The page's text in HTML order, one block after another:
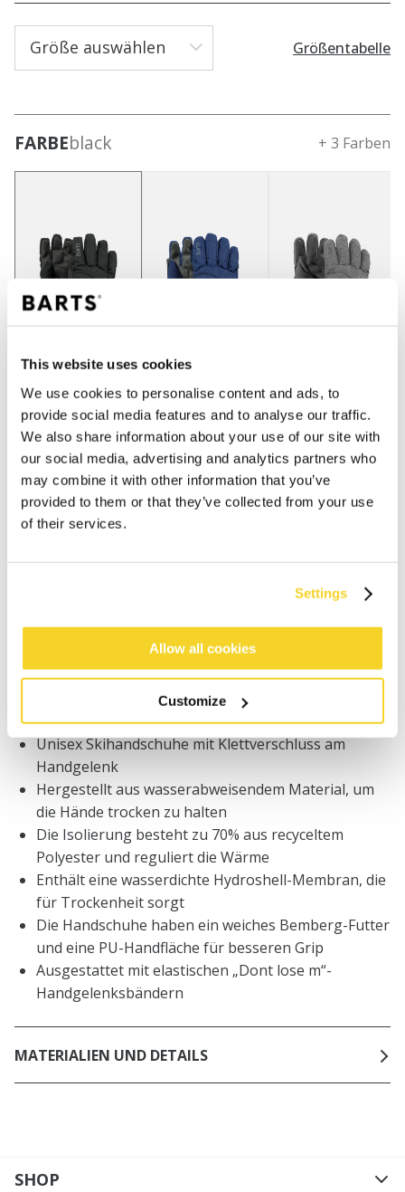
This website uses cookies
We use cookies to personalise content and ads, to
provide social media features and to analyse our traffic.
We also share information about your use of our site with
our social media, advertising and analytics partners who
may combine it with other information that you’ve
provided to them or that they’ve collected from your use
of their services.
Settings
Allow all cookies
Customize
Größe auswählen Größentabelle
FARBEblack + 3 Farben
IN DEN WARENKORB
Bestellungen, die vor 12 Uhr MEZ (Montag bis
Tag versandt
Kostenlose Lieferung für Bestellungen über 50€
Unisex Skihandschuhe mit Klettverschluss am
Handgelenk
Hergestellt aus wasserabweisendem Material, um
die Hände trocken zu halten
Die Isolierung besteht zu 70% aus recyceltem
Polyester und reguliert die Wärme
Enthält eine wasserdichte Hydroshell-Membran, die
für Trockenheit sorgt
Die Handschuhe haben ein weiches Bemberg-Futter
und eine PU-Handfläche für besseren Grip
Ausgestattet mit elastischen „Dont lose m“-
Handgelenksbändern
MATERIALIEN UND DETAILS
SHOP